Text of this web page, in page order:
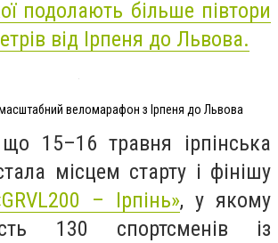
подолають більше півтори
від Ірпеня до Львова.
масштабний веломарафон з Ірпеня до Львова
що 15–16 травня ірпінська
місцем старту і фінішу
– Ірпінь», у якому
130 спортсменів із